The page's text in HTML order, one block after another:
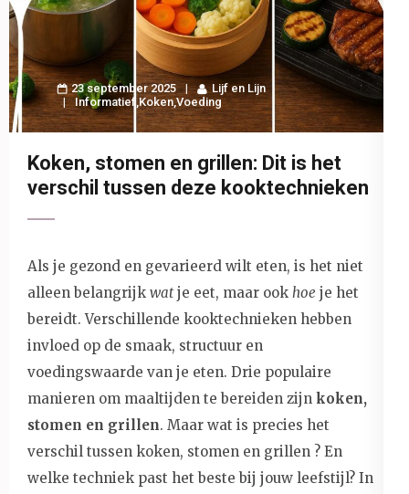
23 september 2025
Lijf en Lijn
Informatief ,Koken,Voeding
Koken, stomen en grillen: Dit is het
verschil tussen deze kooktechnieken
Als je gezond en gevarieerd wilt eten, is het niet
alleen belangrijk wat je eet, maar ook hoe je het
bereidt. Verschillende kooktechnieken hebben
invloed op de smaak, structuur en
voedingswaarde van je eten. Drie populaire
manieren om maaltijden te bereiden zijn koken,
stomen en grillen. Maar wat is precies het
verschil tussen koken, stomen en grillen ? En
welke techniek past het beste bij jouw leefstijl? In